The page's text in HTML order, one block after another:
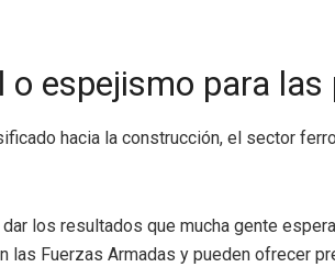
espejismo para las
hacia la construcción, el sector
los resultados que mucha gente
Fuerzas Armadas y pueden ofrecer